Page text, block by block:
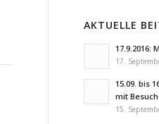
AKTUELLE
17.9.2016:
17.
15.09. bis
mit
15.